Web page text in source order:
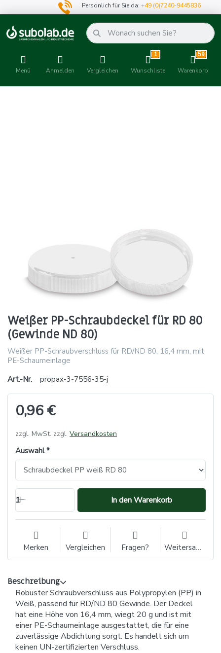
Persönlich für Sie da:+49 (0)7240-9445836
Menü Anmelden Vergleichen
1
Wunschliste
59
Warenkorb
Weißer PP-Schraubdeckel für RD 80
(Gewinde ND 80)
Weißer PP-Schraubverschluss für RD/ND 80, 16,4 mm, mit
PE-Schaumeinlage
Art.-Nr.
propax-3-7556-35-j
0,96 €
zzgl. MwSt. zzgl. Versandkosten
Auswahl
1 In den Warenkorb
Merken Vergleichen Fragen? Weitersagen
Beschreibung
Robuster Schraubverschluss aus Polypropylen (PP) in
Weiß, passend für RD/ND 80 Gewinde. Der Deckel
hat eine Höhe von 16,4 mm, wiegt 20 g und ist mit
einer PE-Schaumeinlage ausgestattet, die für eine
zuverlässige Abdichtung sorgt. Es handelt sich um
keinen UN-zertifizierten Verschluss.